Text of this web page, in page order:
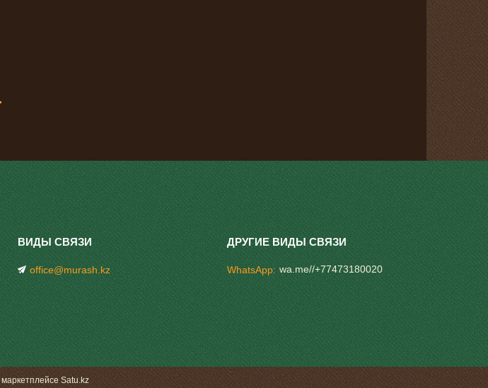
office@murash.kz WhatsApp wa.me//+77473180020
Satu.kz